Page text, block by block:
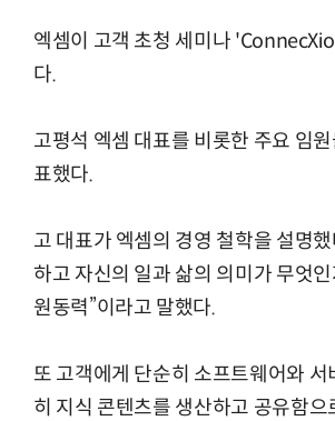
엑셈이 고객 초청 세미나
다.
고평석 엑셈 대표를 비롯한 주요 임
표했다.
고 대표가 엑셈의 경영 철학을 설명
하고 자신의 일과 삶의 의미가 무엇
원동력”이라고 말했다.
또 고객에게 단순히 소프트웨어와
히 지식 콘텐츠를 생산하고 공유함